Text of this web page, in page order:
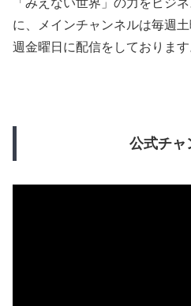
「みえない世界」の力をビジ
に、メインチャンネルは毎週
週金曜日に配信をしております
公式チャ